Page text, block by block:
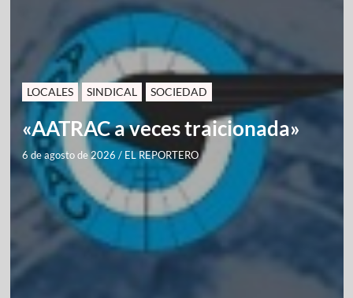
LOCALES SINDICAL SOCIEDAD
«AATRAC a veces traicionada»
6 de agosto de 2026 / EL REPORTERO